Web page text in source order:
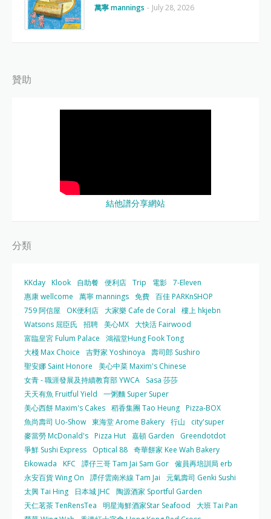
萬寧 mannings - July 28, 2026
贊助
結他譜分享網站
分類
KKday Klook 自助餐 便利店 Trip 電影 7-Eleven
惠康 wellcome
萬寧 mannings 免費 百佳 PARKnSHOP
759 阿信屋
OK便利店 大家樂 Cafe de Coral
樓上 hkjebn
Watsons 屈臣氏
招聘 美心MX 大快活 Fairwood
富臨皇宮 Fulum Palace
鴻福堂Hung Fook Tong
大棧 Max Choice
吉野家 Yoshinoya
壽司郎 Sushiro
聖安娜 Saint Honore
美心中菜 Maxim's Chinese
女青 - 職涯發展及持續教育部 YWCA
Sasa 莎莎
天天有魚 Fruitful Yield
一粥麵 Super Super
美心西餅 Maxim's Cakes 稻香集團 Tao Heung Pizza-BOX
魚尚壽司 Uo-Show 東海堂 Arome Bakery 行山
city'super
麥當勞 McDonald's Pizza Hut 嘉頓 Garden
Greendotdot
爭鮮 Sushi Express
Optical 88 奇華餅家 Kee Wah Bakery
Eikowada
KFC 譚仔三哥 Tam Jai Sam Gor 僱員再培訓局 erb
永安百貨 Wing On
譚仔雲南米線 Tam Jai
元氣壽司 Genki Sushi
太興 Tai Hing
日本城 JHC
陶源酒家 Sportful Garden
天仁茗茶 TenRensTea
明星海鮮酒家Star Seafood
大班 Tai Pan